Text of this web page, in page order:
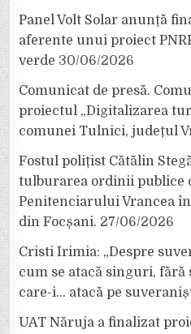
Panel Volt Solar anunță
aferente unui proiect
verde 30/06/2026
Comunicat de presă.
proiectul „Digitalizarea
comunei Tulnici, județul
Fostul polițist Cătălin
tulburarea ordinii publice
Penitenciarului Vrancea
din Focșani. 27/06/2026
Cristi Irimia: „Despre
cum se atacă singuri, fără
care-i… atacă pe
UAT Năruja a finalizat